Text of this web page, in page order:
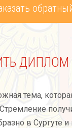
ДИПЛОМ
тема,
в Сургуте